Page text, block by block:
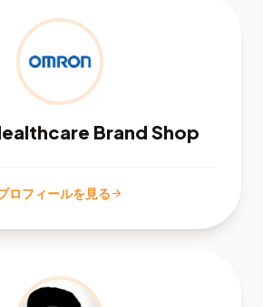
Brand Shop
ロフィールを見るarrow_forward